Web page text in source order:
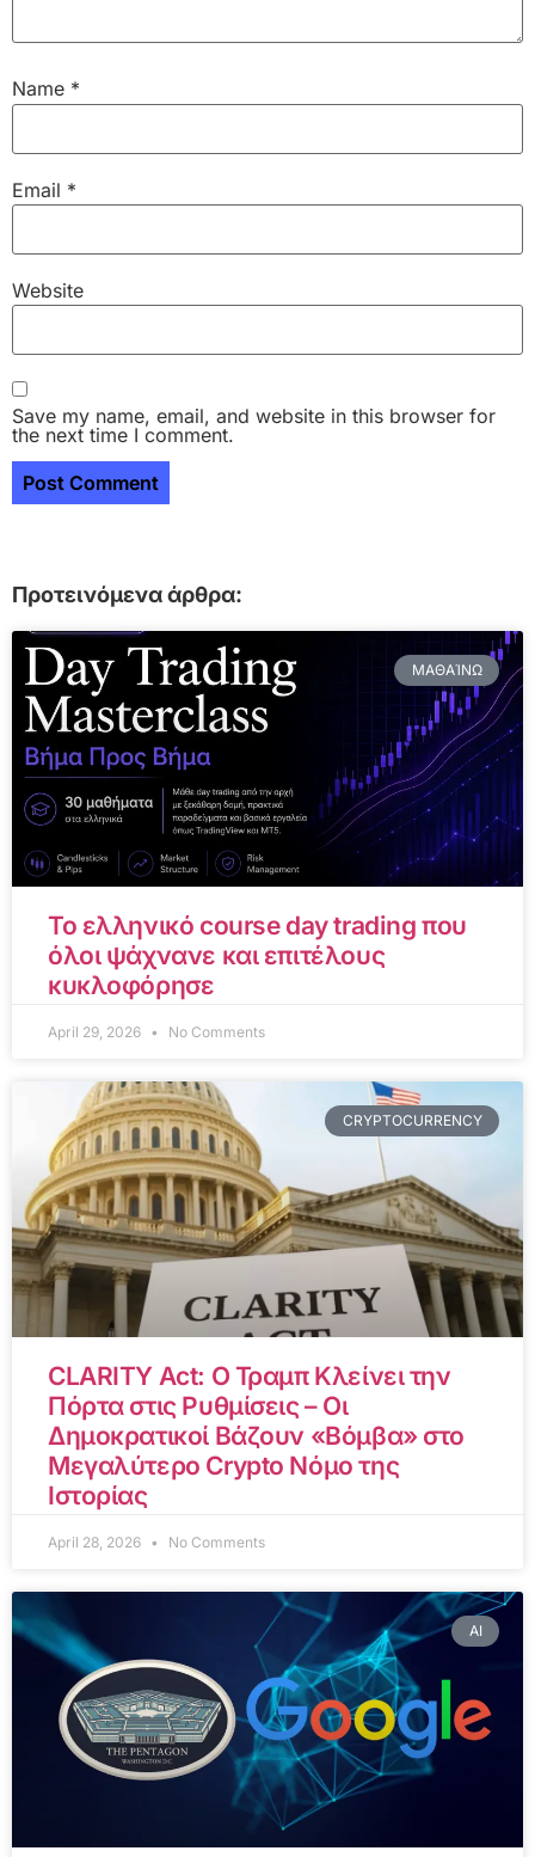
Name *
Email *
Website
Save my name, email, and website in this browser for
the next time I comment.
Προτεινόμενα άρθρα:
ΜΑΘΑΊΝΩ
Το ελληνικό course day trading που
όλοι ψάχνανε και επιτέλους
κυκλοφόρησε
April 29, 2026 No Comments
CRYPTOCURRENCY
CLARITY Act: Ο Τραμπ Κλείνει την
Πόρτα στις Ρυθμίσεις – Οι
Δημοκρατικοί Βάζουν «Βόμβα» στο
Μεγαλύτερο Crypto Νόμο της
Ιστορίας
April 28, 2026 No Comments
AI